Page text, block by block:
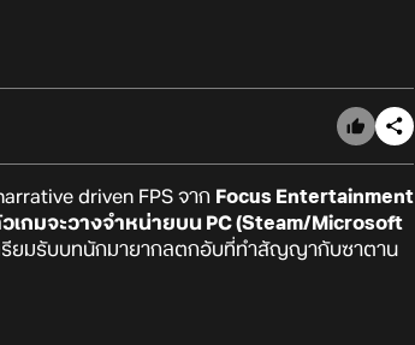
driven FPS จาก Focus Entertainment
เกมจะวางจำหน่ายบน PC (Steam/Microsoft
รียมรับบทนักมายากลตกอับที่ทำสัญญากับซาตาน